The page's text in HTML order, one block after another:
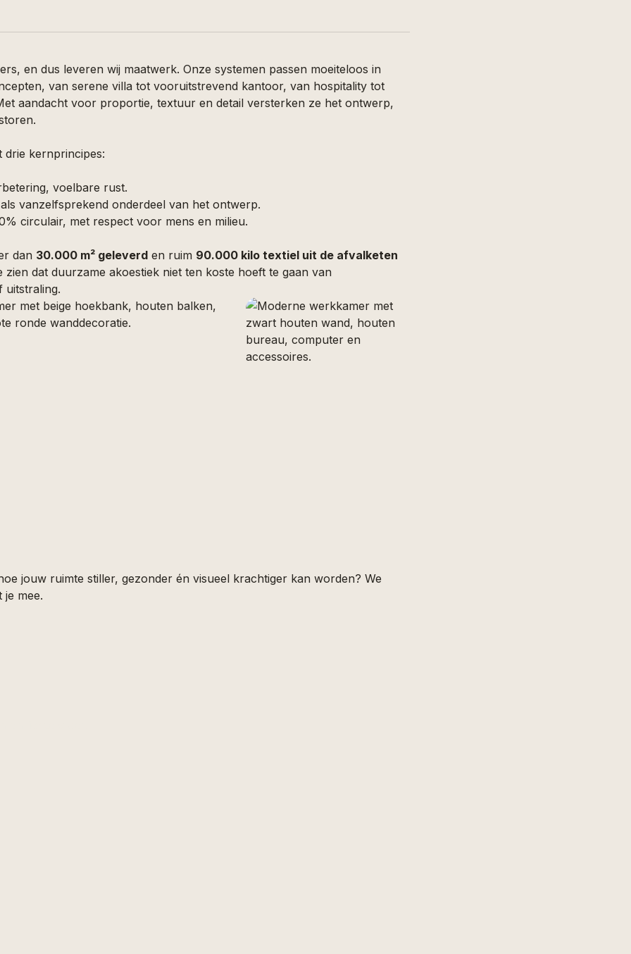
en dus leveren wij maatwerk. Onze systemen passen moeiteloos in
van serene villa tot vooruitstrevend kantoor, van hospitality tot
aandacht voor proportie, textuur en detail versterken ze het ontwerp,
drie kernprincipes:
voelbare rust.
vanzelfsprekend onderdeel van het ontwerp.
circulair, met respect voor mens en milieu.
dan 30.000 m² geleverd en ruim 90.000 kilo textiel uit de afvalketen
zien dat duurzame akoestiek niet ten koste hoeft te gaan van
uitstraling.
jouw ruimte stiller, gezonder én visueel krachtiger kan worden? We
je mee.